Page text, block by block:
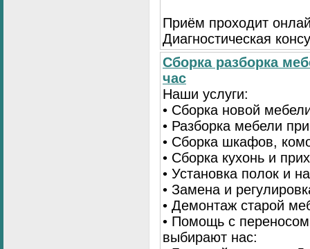
Приём проходит
Диагностическая
Сборка разборка
час
Наши услуги:
• Сборка новой
• Разборка мебели
• Сборка шкафов,
• Сборка кухонь и
• Установка полок и
• Замена и
• Демонтаж старой
• Помощь с
выбирают нас: